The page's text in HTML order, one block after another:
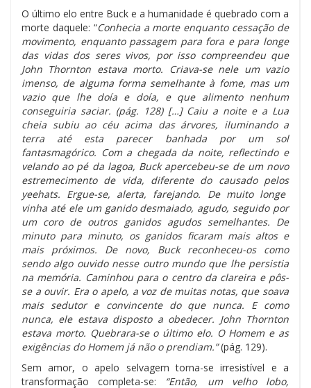
O último elo entre Buck e a humanidade é quebrado com a
morte daquele: “Conhecia a morte enquanto cessação de
movimento, enquanto passagem para fora e para longe
das vidas dos seres vivos, por isso compreendeu que
John Thornton estava morto. Criava-se nele um vazio
imenso, de alguma forma semelhante à fome, mas um
vazio que lhe doía e doía, e que alimento nenhum
conseguiria saciar. (pág. 128) […] Caiu a noite e a Lua
cheia subiu ao céu acima das árvores, iluminando a
terra até esta parecer banhada por um sol
fantasmagórico. Com a chegada da noite, reflectindo e
velando ao pé da lagoa, Buck apercebeu-se de um novo
estremecimento de vida, diferente do causado pelos
yeehats. Ergue-se, alerta, farejando. De muito longe
vinha até ele um ganido desmaiado, agudo, seguido por
um coro de outros ganidos agudos semelhantes. De
minuto para minuto, os ganidos ficaram mais altos e
mais próximos. De novo, Buck reconheceu-os como
sendo algo ouvido nesse outro mundo que lhe persistia
na memória. Caminhou para o centro da clareira e pôs-
se a ouvir. Era o apelo, a voz de muitas notas, que soava
mais sedutor e convincente do que nunca. E como
nunca, ele estava disposto a obedecer. John Thornton
estava morto. Quebrara-se o último elo. O Homem e as
exigências do Homem já não o prendiam.”(pág. 129).
Sem amor, o apelo selvagem torna-se irresistível e a
transformação completa-se: “Então, um velho lobo,